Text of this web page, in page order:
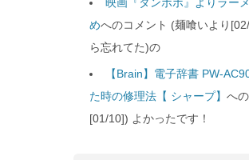
めへのコメント (麺喰いより
ら忘れてた)の
【Brain】電子辞書 PW-
た時の修理法【 シャープ】へ
[01/10]) よかったです！